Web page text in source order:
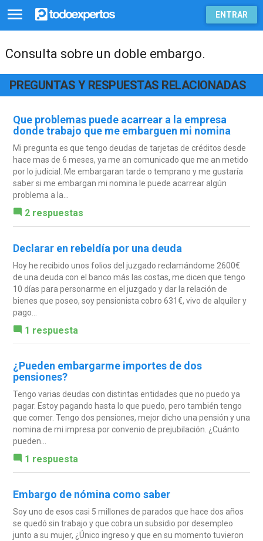
ENTRAR
Consulta sobre un doble embargo.
PREGUNTAS Y RESPUESTAS RELACIONADAS
Que problemas puede acarrear a la empresa
donde trabajo que me embarguen mi nomina
Mi pregunta es que tengo deudas de tarjetas de créditos desde
hace mas de 6 meses, ya me an comunicado que me an metido
por lo judicial. Me embargaran tarde o temprano y me gustaría
saber si me embargan mi nomina le puede acarrear algún
problema a la...
2 respuestas
Declarar en rebeldía por una deuda
Hoy he recibido unos folios del juzgado reclamándome 2600€
de una deuda con el banco más las costas, me dicen que tengo
10 días para personarme en el juzgado y dar la relación de
bienes que poseo, soy pensionista cobro 631€, vivo de alquiler y
pago...
1 respuesta
¿Pueden embargarme importes de dos
pensiones?
Tengo varias deudas con distintas entidades que no puedo ya
pagar. Estoy pagando hasta lo que puedo, pero también tengo
que comer. Tengo dos pensiones, mejor dicho una pensión y una
nomina de mi impresa por convenio de prejubilación. ¿Cuánto
pueden...
1 respuesta
Embargo de nómina como saber
Soy uno de esos casi 5 millones de parados que hace dos años
se quedó sin trabajo y que cobra un subsidio por desempleo
junto a su mujer, ¿Único ingreso y que en su momento tuvieron